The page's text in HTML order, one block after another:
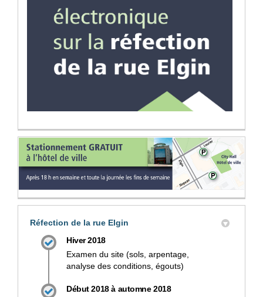
Réfection de la rue Elgin
Hiver 2018
Examen du site (sols, arpentage,
analyse des conditions, égouts)
Début 2018 à automne 2018